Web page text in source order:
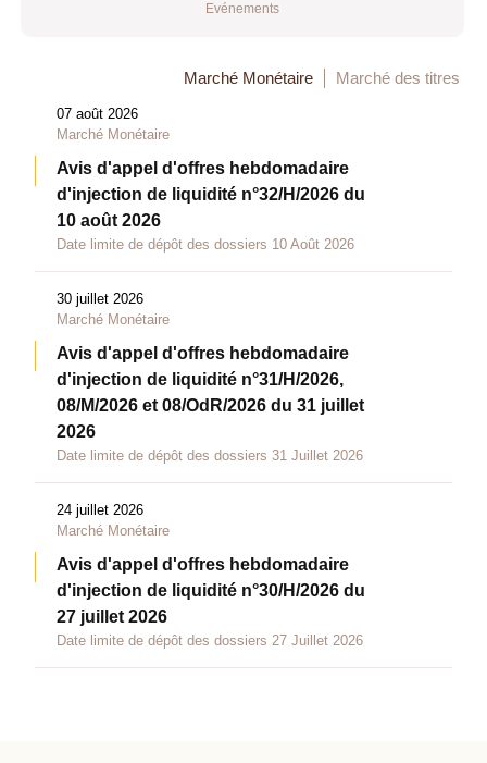
Evénements
Marché Monétaire Marché des titres
07 août 2026
Marché Monétaire
Avis d'appel d'offres hebdomadaire
d'injection de liquidité n°32/H/2026 du
10 août 2026
Date limite de dépôt des dossiers 10 Août 2026
30 juillet 2026
Marché Monétaire
Avis d'appel d'offres hebdomadaire
d'injection de liquidité n°31/H/2026,
08/M/2026 et 08/OdR/2026 du 31 juillet
2026
Date limite de dépôt des dossiers 31 Juillet 2026
24 juillet 2026
Marché Monétaire
Avis d'appel d'offres hebdomadaire
d'injection de liquidité n°30/H/2026 du
27 juillet 2026
Date limite de dépôt des dossiers 27 Juillet 2026